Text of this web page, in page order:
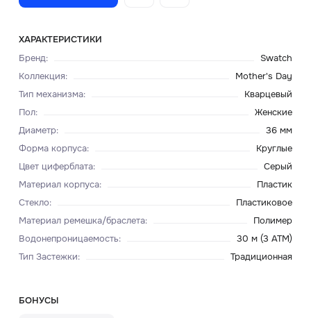
ХАРАКТЕРИСТИКИ
Бренд:
Swatch
Коллекция:
Mother's Day
Тип механизма:
Кварцевый
Пол:
Женские
Диаметр:
36 мм
Форма корпуса:
Круглые
Цвет циферблата:
Серый
Материал корпуса:
Пластик
Стекло:
Пластиковое
Материал ремешка/браслета:
Полимер
Водонепроницаемость:
30 м (3 ATM)
Тип Застежки: Традиционная
БОНУСЫ